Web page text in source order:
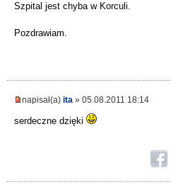
Szpital jest chyba w Korculi.
Pozdrawiam.
napisał(a) ita » 05.08.2011 18:14
serdeczne dzięki